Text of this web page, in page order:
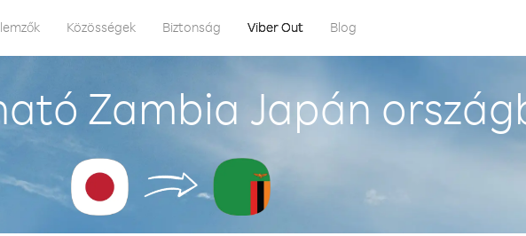
Közösségek Biztonság Viber Out Blog
Zambia Japán